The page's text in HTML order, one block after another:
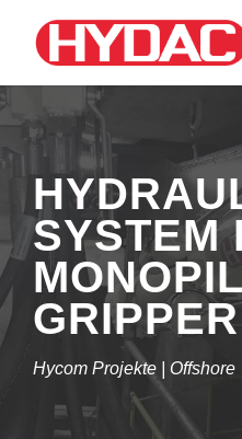
SYSTEM
Hycom Projekte | Offshore